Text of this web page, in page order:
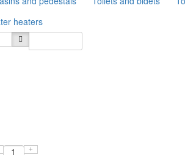
heaters
+